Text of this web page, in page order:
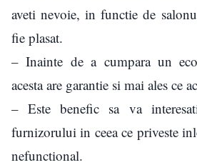
aveti nevoie, in functie de
fie plasat.
– Inainte de a cumpara un
acesta are garantie si mai ales ce
– Este benefic sa va
furnizorului in ceea ce priveste
nefunctional.